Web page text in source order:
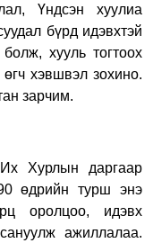
Үндсэн хуулиа
бүрд идэвхтэй
хууль тогтоох
хэвшвэл зохино.
зарчим.
Хурлын даргаар
өдрийн турш энэ
оролцоо, идэвх
ажиллалаа.